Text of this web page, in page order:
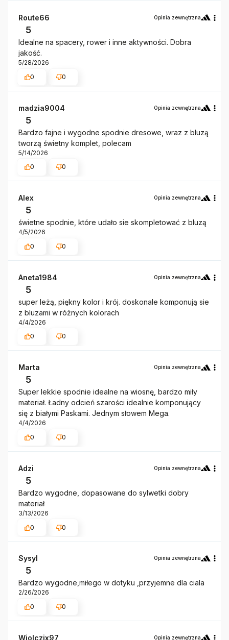
Route66 Opinia zewnętrzna
5
Idealne na spacery, rower i inne aktywności. Dobra
jakość.
5/28/2026
0
0
madzia9004 Opinia zewnętrzna
5
Bardzo fajne i wygodne spodnie dresowe, wraz z bluzą
tworzą świetny komplet, polecam
5/14/2026
0
0
Alex Opinia zewnętrzna
5
świetne spodnie, które udało sie skompletować z bluzą
4/5/2026
0
0
Aneta1984 Opinia zewnętrzna
5
super leżą, piękny kolor i krój. doskonale komponują sie
z bluzami w różnych kolorach
4/4/2026
0
0
Marta Opinia zewnętrzna
5
Super lekkie spodnie idealne na wiosnę, bardzo miły
materiał. Ładny odcień szarości idealnie komponujący
się z białymi Paskami. Jednym słowem Mega.
4/4/2026
0
0
Adzi Opinia zewnętrzna
5
Bardzo wygodne, dopasowane do sylwetki dobry
materiał
3/13/2026
0
0
Sysyl Opinia zewnętrzna
5
Bardzo wygodne,miłego w dotyku ,przyjemne dla ciala
2/26/2026
0
0
Wiolczix97 Opinia zewnętrzna